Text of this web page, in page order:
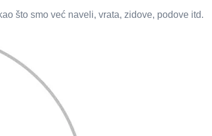
što smo već naveli, vrata, zidove, podove itd.